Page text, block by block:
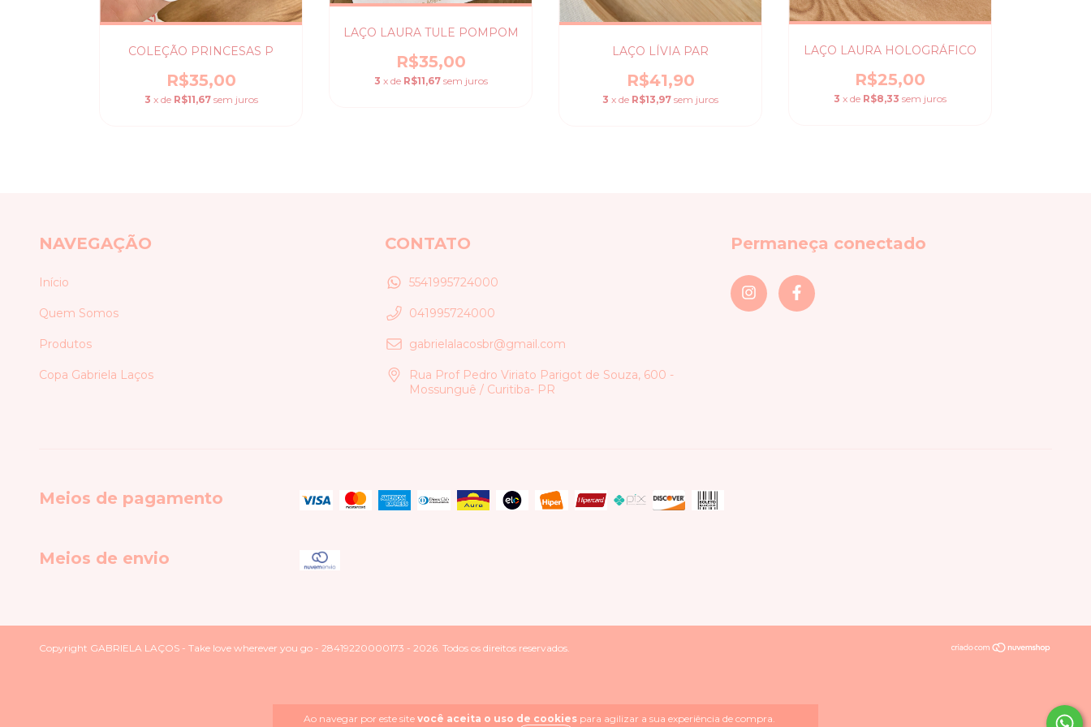
Ao navegar por este site você aceita o uso de cookiespara agilizar a sua experiência de compra.
COLEÇÃO PRINCESAS P
R$35,00
3 x de R$11,67 sem juros
LAÇO LAURA TULE POMPOM
R$35,00
3 x de R$11,67 sem juros
LAÇO LÍVIA PAR
R$41,90
3 x de R$13,97 sem juros
LAÇO LAURA HOLOGRÁFICO
R$25,00
3 x de R$8,33 sem juros
NAVEGAÇÃO
Início
Quem Somos
Produtos
Copa Gabriela Laços
CONTATO
5541995724000
041995724000
gabrielalacosbr@gmail.com
Rua Prof Pedro Viriato Parigot de Souza, 600 -
Mossunguê / Curitiba- PR
Permaneça conectado
Meios de pagamento
Meios de envio
Copyright GABRIELA LAÇOS - Take love wherever you go - 28419220000173 - 2026. Todos os direitos reservados.